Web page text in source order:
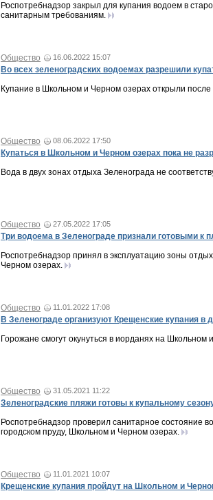
Роспотребнадзор закрыл для купания водоем в
санитарным требованиям.
Общество 16.06.2022 15:07
Во всех зеленоградских водоемах разрешили
Купание в Школьном и Черном озерах открыли после
Общество 08.06.2022 17:50
Купаться в Школьном и Черном озерах пока не
Вода в двух зонах отдыха Зеленограда не
Общество 27.05.2022 17:05
Три водоема в Зеленограде признали готовыми к
Роспотребнадзор принял в эксплуатацию зоны
Черном озерах.
Общество 11.01.2022 17:08
В Зеленограде организуют Крещенские купания в
Горожане смогут окунуться в иорданях на
Общество 31.05.2021 11:22
Зеленоградские пляжи готовы к купальному
Роспотребнадзор проверил санитарное состояние
городском пруду, Школьном и Черном озерах.
Общество 11.01.2021 10:07
Крещенские купания пройдут на Школьном и